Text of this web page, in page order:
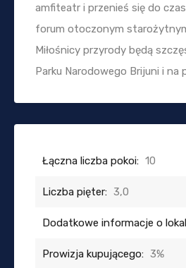
amfiteatr i przenieś się do
forum otoczonym
Miłośnicy przyrody będą
Parku Narodowego Brijuni i na
Łączna liczba pokoi: 10
Liczba pięter: 3,0
Dodatkowe informacje o
Prowizja kupującego: 3%